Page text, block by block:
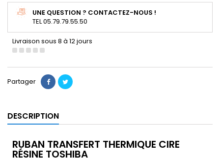
UNE QUESTION ? CONTACTEZ-NOUS !
TEL 05.79.79.55.50
Livraison sous 8 à 12 jours
Partager
DESCRIPTION
RUBAN TRANSFERT THERMIQUE CIRE
RÉSINE TOSHIBA